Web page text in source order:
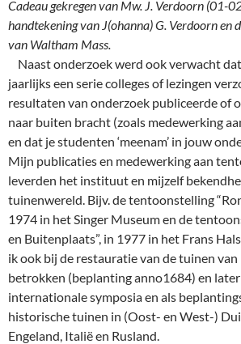
Cadeau gekregen van Mw. J. Verdoorn (01-
handtekening van J(ohanna) G. Verdoorn en
van Waltham Mass.
Naast onderzoek werd ook verwacht
jaarlijks een serie colleges of lezingen
resultaten van onderzoek publiceerde of
naar buiten bracht (zoals medewerking
en dat je studenten ‘meenam’ in jouw
Mijn publicaties en medewerking aan
leverden het instituut en mijzelf
tuinenwereld. Bijv. de tentoonstelling
1974 in het Singer Museum en de
en Buitenplaats”, in 1977 in het Frans
ik ook bij de restauratie van de tuinen van
betrokken (beplanting anno1684) en
internationale symposia en als
historische tuinen in (Oost- en West-)
Engeland, Italië en Rusland.